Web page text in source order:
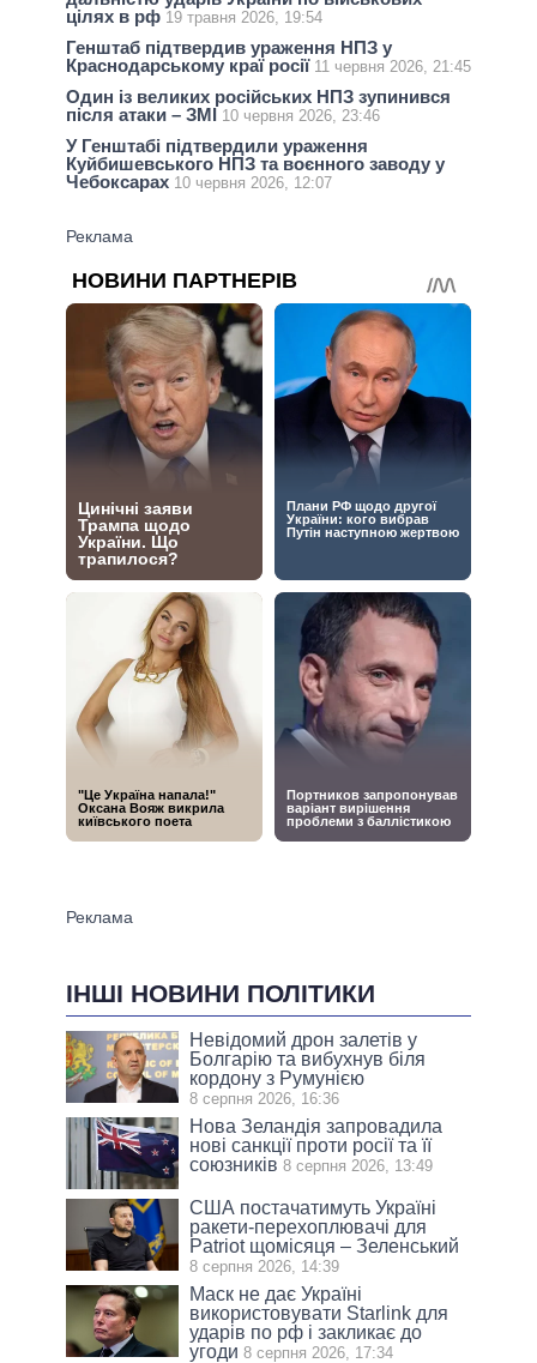
цілях в рф 19 травня 2026, 19:54
Генштаб підтвердив ураження НПЗ у
Краснодарському краї росії 11 червня 2026, 21:45
Один із великих російських НПЗ зупинився
після атаки – ЗМІ 10 червня 2026, 23:46
У Генштабі підтвердили ураження
Куйбишевського НПЗ та воєнного заводу у
Чебоксарах 10 червня 2026, 12:07
ІНШІ НОВИНИ ПОЛІТИКИ
Невідомий дрон залетів у
Болгарію та вибухнув біля
кордону з Румунією
8 серпня 2026, 16:36
Нова Зеландія запровадила
нові санкції проти росії та її
союзників 8 серпня 2026, 13:49
США постачатимуть Україні
ракети-перехоплювачі для
Patriot щомісяця – Зеленський
8 серпня 2026, 14:39
Маск не дає Україні
використовувати Starlink для
ударів по рф і закликає до
угоди 8 серпня 2026, 17:34